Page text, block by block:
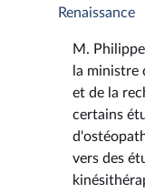
Renaissance
M.
la ministre
et de la
certains
vers des